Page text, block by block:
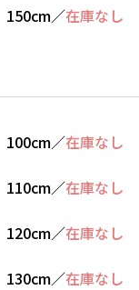
150cm／在庫なし
100cm／在庫なし
110cm／在庫なし
120cm／在庫なし
130cm／在庫なし